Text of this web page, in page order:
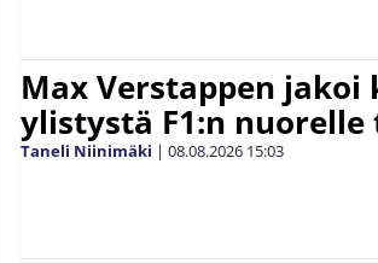
Max Verstappen jakoi
ylistystä F1:n nuorelle
Taneli Niinimäki | 08.08.2026 15:03